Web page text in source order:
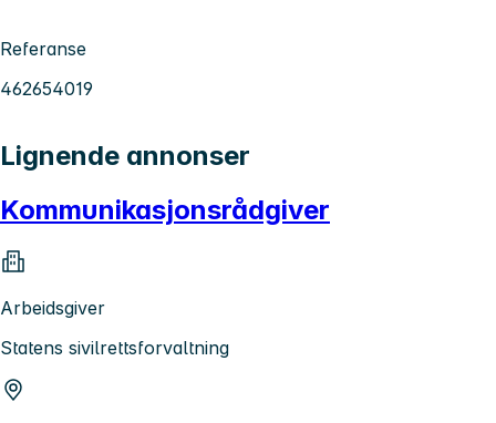
Referanse
462654019
Lignende annonser
Kommunikasjonsrådgiver
Arbeidsgiver
Statens sivilrettsforvaltning